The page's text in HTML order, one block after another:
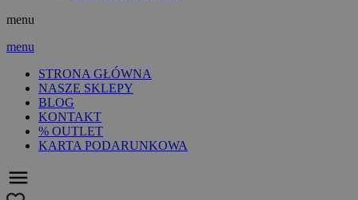
menu
menu
STRONA GŁÓWNA
NASZE SKLEPY
BLOG
KONTAKT
% OUTLET
KARTA PODARUNKOWA